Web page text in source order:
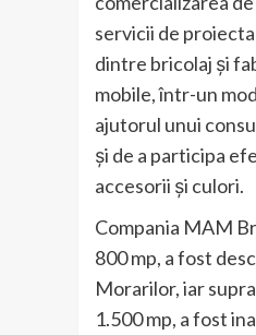
servicii de
dintre bricolaj și
mobile, într-un
ajutorul unui
și de a participa
accesorii și culori.
Compania MAM
800 mp, a fost
Morarilor, iar
1.500 mp, a fost